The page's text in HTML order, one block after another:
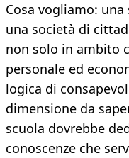
Cosa vogliamo:
una società di
non solo in ambito
personale ed
logica di
dimensione da
scuola dovrebbe
conoscenze che